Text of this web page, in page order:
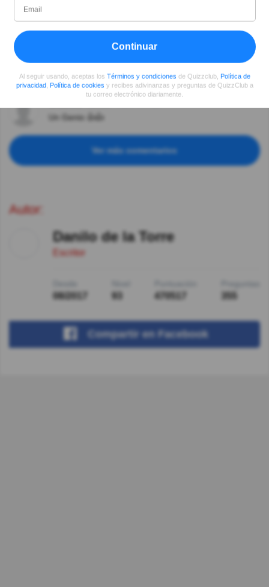
Maximo Gimenez
Decía algo así como: "miren mi cara!! , nadie me la
rompe!; lo hacía para llenar los cuadriláteros de gente
que lo iba a pitar y a ligar que perdiese pero, casi no
perdía.
Un Genio 👍👍
Ver más comentarios
Autor:
Danilo de la Torre
Escritor
08/2017 93 470517
Compartir en Facebook
Continuar
Al seguir usando, aceptas los Términos y condiciones de Quizzclub, Política de
privacidad, Política de cookies y recibes adivinanzas y preguntas de QuizzClub a
tu correo electrónico diariamente.